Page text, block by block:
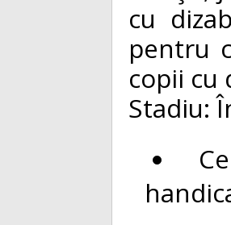
cu
pentru
copii cu
Stadiu: